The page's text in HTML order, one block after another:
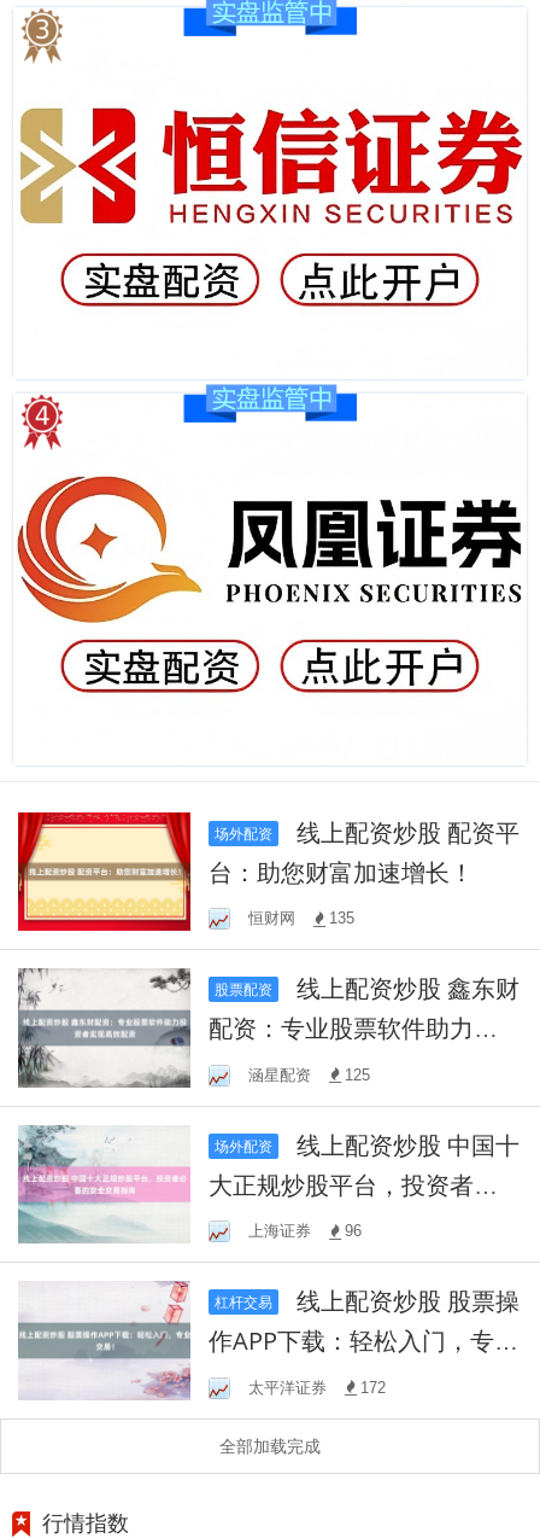
场外配资
线上配资炒股 配资平
台：助您财富加速增长！
恒财网 135
股票配资
线上配资炒股 鑫东财
配资：专业股票软件助力投
资者实现高效配资
涵星配资 125
场外配资
线上配资炒股 中国十
大正规炒股平台，投资者必
备的安全交易指南
上海证券 96
杠杆交易
线上配资炒股 股票操
作APP下载：轻松入门，专业
交易！太平洋证券 172
全部加载完成
行情指数